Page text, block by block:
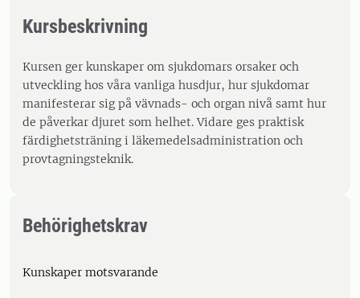
Kursbeskrivning
Kursen ger kunskaper om sjukdomars orsaker och
utveckling hos våra vanliga husdjur, hur sjukdomar
manifesterar sig på vävnads- och organ nivå samt hur
de påverkar djuret som helhet. Vidare ges praktisk
färdighetsträning i läkemedelsadministration och
provtagningsteknik.
Behörighetskrav
Kunskaper motsvarande